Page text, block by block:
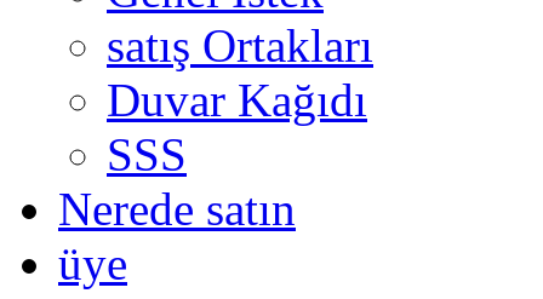
satış Ortakları
Duvar Kağıdı
SSS
Nerede satın
üye